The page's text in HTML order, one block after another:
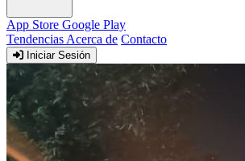
App Store Google Play
Tendencias Acerca de Contacto
Iniciar Sesión